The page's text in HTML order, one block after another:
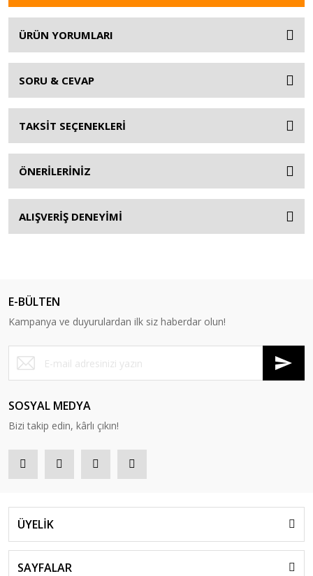
ÜRÜN YORUMLARI
SORU & CEVAP
TAKSİT SEÇENEKLERİ
ÖNERİLERİNİZ
ALIŞVERİŞ DENEYİMİ
E-BÜLTEN
Kampanya ve duyurulardan ilk siz haberdar olun!
SOSYAL MEDYA
Bizi takip edin, kârlı çıkın!
ÜYELİK
SAYFALAR